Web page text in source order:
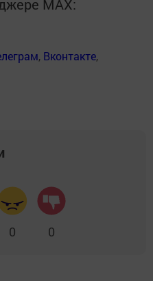
MАХ:
, Вконтакте,
0 0